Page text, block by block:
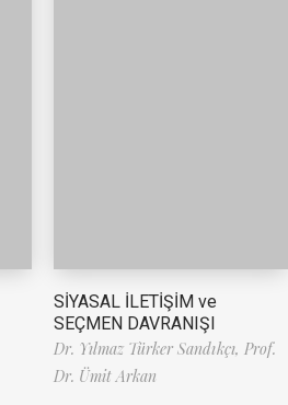
SİYASAL İLETİŞİM ve
SEÇMEN DAVRANIŞI
Dr. Yılmaz Türker Sandıkçı, Prof.
Dr. Ümit Arkan